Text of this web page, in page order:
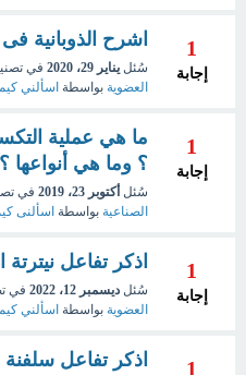
1
إجابة
اشرح الذوبانية فى
سُئل يناير 29، 2020 في
العضوية بواسطة اسألني
1
إجابة
؟ وما هي أنواعها ؟
سُئل أكتوبر 23، 2019 في
الصناعية بواسطة اسألنى
1
إجابة
اذكر تفاعل نيترتة
سُئل ديسمبر 12، 2022 في
العضوية بواسطة اسألني
1 اذكر تفاعل سلفنة